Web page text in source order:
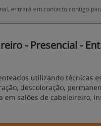
entrará em contacto contigo
- Presencial -
utilizando técnicas
descoloração,
salões de cabeleireiro,